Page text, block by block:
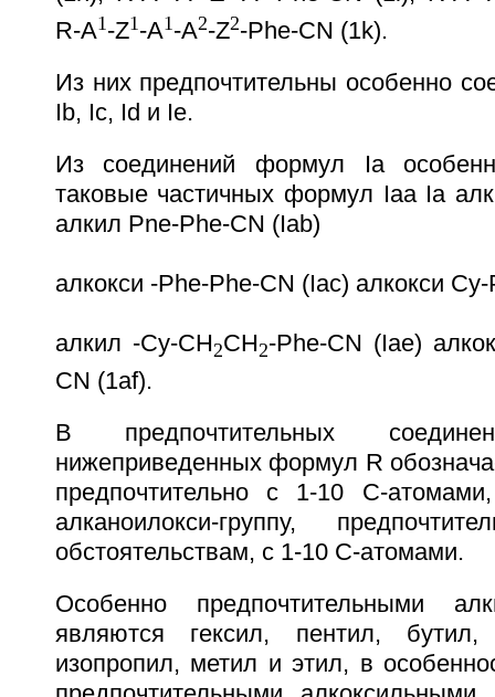
R-A1-Z1-A1-A2-Z2-Phe-CN (1k).
Из них предпочтительны особенно
Ib, Ic, Id и Ie.
Из соединений формул Ia
таковые частичных формул Iaa Ia
алкил Pne-Phe-CN (Iab)
алкокси -Phe-Phe-CN (Iac) алкокси
алкил -Cy-CH2CH2-Phe-CN (Iae)
CN (1af).
В предпочтительных
нижеприведенных формул R
предпочтительно с 1-10 С-
алканоилокси-группу,
обстоятельствам, с 1-10 С-атомами.
Особенно предпочтительными
являются гексил, пентил, бутил,
изопропил, метил и этил, в